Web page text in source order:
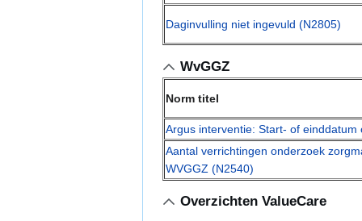
Daginvulling niet ingevuld (N2805)
WvGGZ
Norm titel
Argus interventie: Start- of
Aantal verrichtingen onderzoek
WVGGZ (N2540)
Overzichten ValueCare